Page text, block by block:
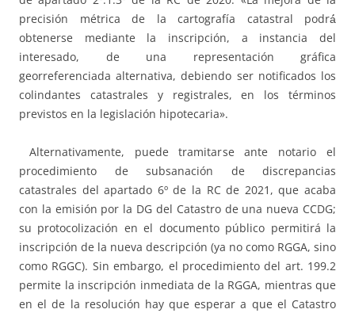
precisión métrica de la cartografía catastral podrá́
obtenerse mediante la inscripción, a instancia del
interesado, de una representación gráfica
georreferenciada alternativa, debiendo ser notificados los
colindantes catastrales y registrales, en los términos
previstos en la legislación hipotecaria».
Alternativamente, puede tramitarse ante notario el
procedimiento de subsanación de discrepancias
catastrales del apartado 6º de la RC de 2021, que acaba
con la emisión por la DG del Catastro de una nueva CCDG;
su protocolización en el documento público permitirá la
inscripción de la nueva descripción (ya no como RGGA, sino
como RGGC). Sin embargo, el procedimiento del art. 199.2
permite la inscripción inmediata de la RGGA, mientras que
en el de la resolución hay que esperar a que el Catastro